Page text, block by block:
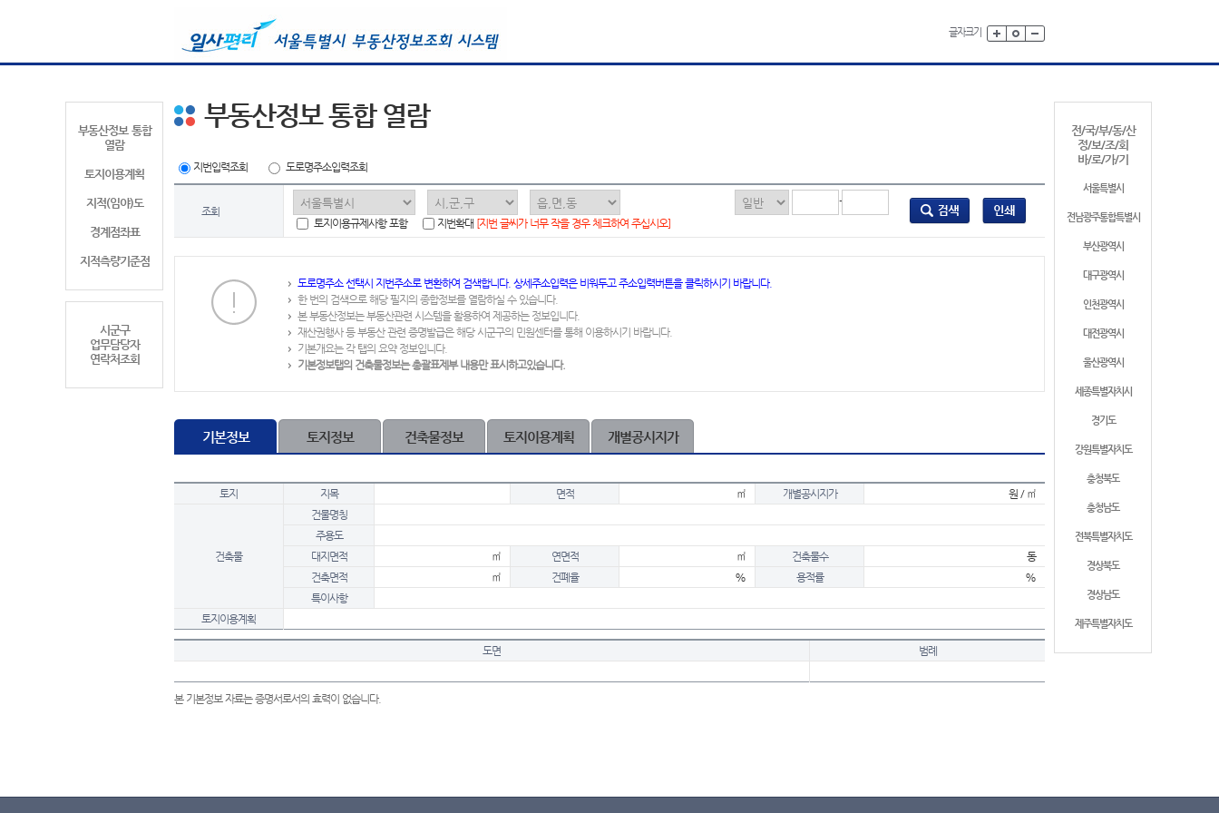
글자크기
부동산정보 통합
열람
토지이용계획
지적(임야)도
경계점좌표
지적측량기준점
시군구
업무담당자
연락처조회
전/국/부/동/산
정/보/조/회
바/로/가/기
서울특별시
전남광주통합특별시
부산광역시
대구광역시
인천광역시
대전광역시
울산광역시
세종특별자치시
경기도
강원특별자치도
충청북도
충청남도
전북특별자치도
경상북도
경상남도
제주특별자치도
부동산정보 통합 열람
지번입력조회 도로명주소입력조회
조회
-
토지이용규제사항 포함
지번확대 [지번 글씨가 너무 작을 경우 체크하여 주십시오]
도로명주소 선택시 지번주소로 변환하여 검색합니다. 상세주소입력은 비워두고 주소입력버튼을 클릭하시기 바랍니다.
한 번의 검색으로 해당 필지의 종합정보를 열람하실 수 있습니다.
본 부동산정보는 부동산관련 시스템을 활용하여 제공하는 정보입니다.
재산권행사 등 부동산 관련 증명발급은 해당 시군구의 민원센터를 통해 이용하시기 바랍니다.
기본개요는 각 탭의 요약 정보입니다.
기본정보탭의 건축물정보는 총괄표제부 내용만 표시하고있습니다.
기본정보 토지정보 건축물정보 토지이용계획 개별공시지가
토지 지목 면적 ㎡ 개별공시지가 원 / ㎡
건축물
건물명칭
주용도
대지면적
㎡ 연면적 ㎡ 건축물수
동
건축면적
㎡ 건폐율 % 용적률
%
특이사항
토지이용계획
도면 범례
본 기본정보 자료는 증명서로서의 효력이 없습니다.